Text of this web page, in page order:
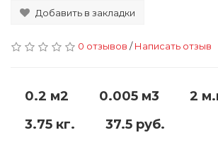
Добавить в закладки
0 отзывов /Написать отзыв
0.2 м2 0.005 м3
2
3.75 кг.
37.5 руб.